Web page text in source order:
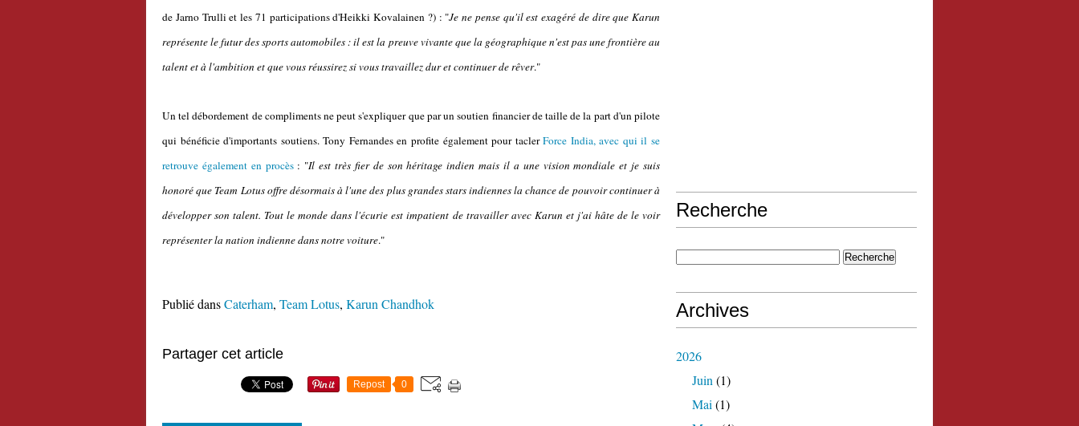
de Jarno Trulli et les 71 participations d'Heikki Kovalainen ?) : "Je ne pense qu'il est exagéré de dire que Karun
représente le futur des sports automobiles : il est la preuve vivante que la géographique n'est pas une frontière au
talent et à l'ambition et que vous réussirez si vous travaillez dur et continuer de rêver."
Un tel débordement de compliments ne peut s'expliquer que par un soutien financier de taille de la part d'un pilote
qui bénéficie d'importants soutiens. Tony Fernandes en profite également pour taclerForce India, avec qui il se
retrouve également en procès: "Il est très fier de son héritage indien mais il a une vision mondiale et je suis
honoré que Team Lotus offre désormais à l'une des plus grandes stars indiennes la chance de pouvoir continuer à
développer son talent. Tout le monde dans l'écurie est impatient de travailler avec Karun et j'ai hâte de le voir
représenter la nation indienne dans notre voiture."
Publié dansCaterham, Team Lotus, Karun Chandhok
Partager cet article
Repost 0
Recherche
Archives
2026
Juin (1)
Mai (1)